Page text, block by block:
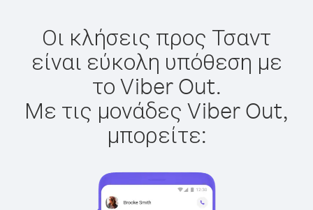
Οι κλήσεις προς Τσαντ
είναι εύκολη υπόθεση με
το Viber Out.
Με τις μονάδες Viber Out,
μπορείτε: